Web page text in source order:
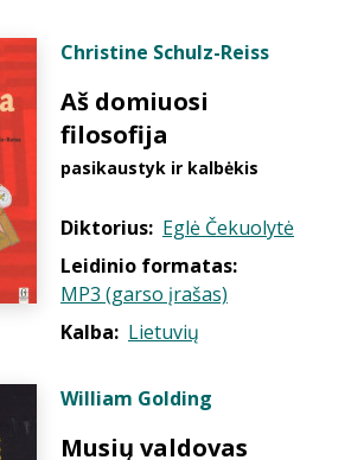
Christine Schulz-Reiss
Aš domiuosi
filosofija
pasikaustyk ir kalbėkis
Diktorius: Eglė Čekuolytė
Leidinio formatas:
MP3 (garso įrašas)
Kalba: Lietuvių
William Golding
Musių valdovas